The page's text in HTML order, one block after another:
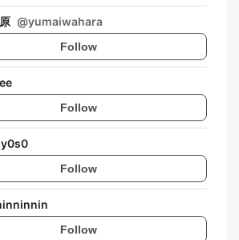
@yumaiwahara
Follow
Follow
Follow
Follow